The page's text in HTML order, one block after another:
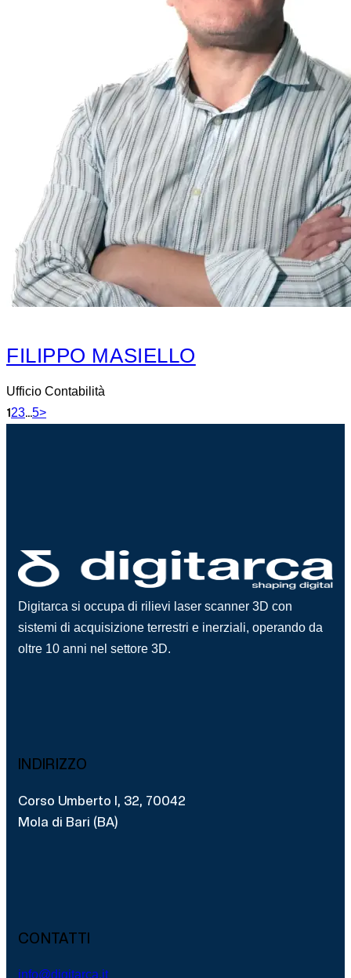
FILIPPO MASIELLO
Ufficio Contabilità
123…5>
Digitarca si occupa di rilievi laser scanner 3D con
sistemi di acquisizione terrestri e inerziali, operando da
oltre 10 anni nel settore 3D.
INDIRIZZO
Corso Umberto I, 32, 70042
Mola di Bari (BA)
CONTATTI
info@digitarca.it